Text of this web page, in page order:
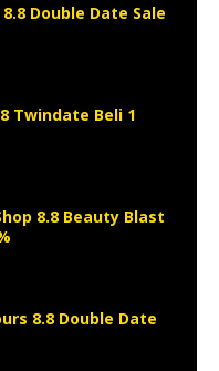
Double Date Sale
Twindate Beli 1
8.8 Beauty Blast
8.8 Double Date